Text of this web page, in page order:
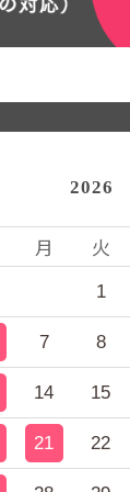
2026
月 火
1
7 8
14 15
21 22